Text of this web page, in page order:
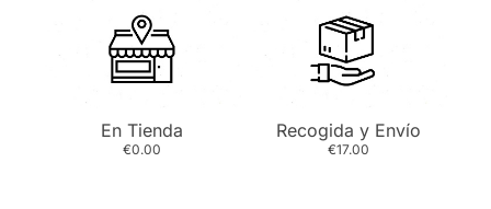
En Tienda
€0.00
Recogida y Envío
€17.00